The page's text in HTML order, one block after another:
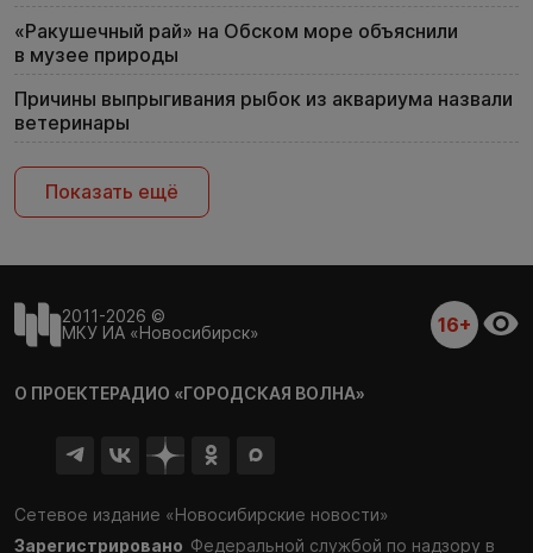
«Ракушечный рай» на Обском море объяснили
в музее природы
Причины выпрыгивания рыбок из аквариума назвали
ветеринары
Показать ещё
2011-2026 ©
МКУ ИА «Новосибирск»
16+
О ПРОЕКТЕРАДИО «ГОРОДСКАЯ ВОЛНА»
Сетевое издание «Новосибирские новости»
Зарегистрировано Федеральной службой по надзору в